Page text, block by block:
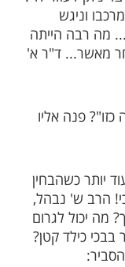
הופנו
זיע"א ועוד.
למקצוע,
"היה
משמחה
לחלוטין
הבחין אב